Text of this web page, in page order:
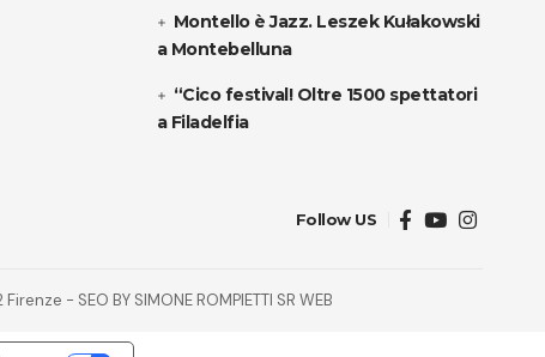
Montello è Jazz. Leszek Kułakowski
a Montebelluna
“Cico festival! Oltre 1500 spettatori
a Filadelfia
Follow US
- SEO BY SIMONE ROMPIETTI SR WEB